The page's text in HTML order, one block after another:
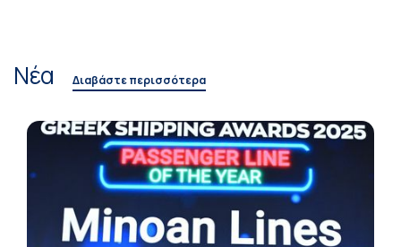
Νέα Διαβάστε περισσότερα